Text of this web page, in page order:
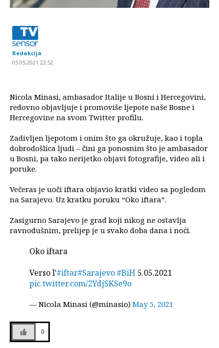
Redakcija
05.05.2021 22:52
Nicola Minasi, ambasador Italije u Bosni i Hercegovini,
redovno objavljuje i promoviše ljepote naše Bosne i
Hercegovine na svom Twitter profilu.
Zadivljen ljepotom i onim što ga okružuje, kao i topla
dobrodošlica ljudi – čini ga ponosnim što je ambasador
u Bosni, pa tako nerijetko objavi fotografije, video ali i
poruke.
Večeras je uoči iftara objavio kratki video sa pogledom
na Sarajevo. Uz kratku poruku “Oko iftara”.
Zasigurno Sarajevo je grad koji nikog ne ostavlja
ravnodušnim, prelijep je u svako doba dana i noći.
Oko iftara
Verso l'#iftar#Sarajevo#BiH 5.05.2021
pic.twitter.com/2YdjSKSe9o
— Nicola Minasi (@minasio) May 5, 2021
0